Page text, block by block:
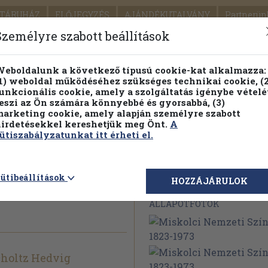
ELŐJEGYZÉS AJÁNDÉKUTALVÁNY
SEGÍTSÉG
PILLANATNYI ÁRAINK FENNTARTHATÓ
Részletes kereső Témaköri fa
Hedvig
Megvásárolható
ÁLLAPOTFOTÓK
szabott beállítások
a következő típusú cookie-kat alkalmazza:
weboldal működéséhez szükséges technikai cookie,
cookie, amely a szolgáltatás igénybe
az Ön számára könnyebbé és gyorsabbá, (3)
cookie, amely alapján személyre szabott
kereshetjük meg Önt. A
itt érheti el.
HOZZÁJÁRULOK